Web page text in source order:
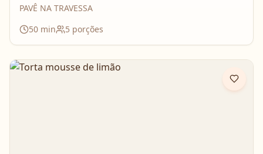
PAVÊ NA TRAVESSA
50 min 5 porções